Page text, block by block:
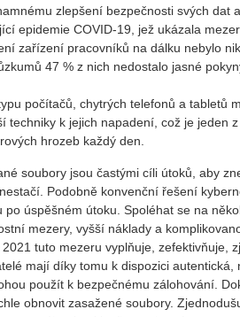
zlep­še­ní bez­peč­nos­ti svých dat
epi­de­mie COVID-19, jež uká­za­la
za­ří­ze­ní pra­cov­ní­ků na dálku ne­by­lo
47 % z nich ne­do­sta­lo jasné
po­čí­ta­čů, chyt­rých te­le­fo­nů a table­tů
tech­ni­ky k je­jich na­pa­de­ní, což je jeden z
hro­zeb každý den.
sou­bo­ry jsou čas­tý­mi cíli útoků, aby
Po­dob­ně kon­venč­ní ře­še­ní
po úspěš­ném útoku. Spo­lé­hat se na
me­ze­ry, vyšší ná­kla­dy a
tuto me­ze­ru vyplňuje, ze­fek­tivňuje,
mají díky tomu k dis­po­zi­ci au­ten­tic­ká,
po­u­žít k bez­peč­né­mu zá­lo­ho­vá­ní.
ob­no­vit za­sa­že­né sou­bo­ry.